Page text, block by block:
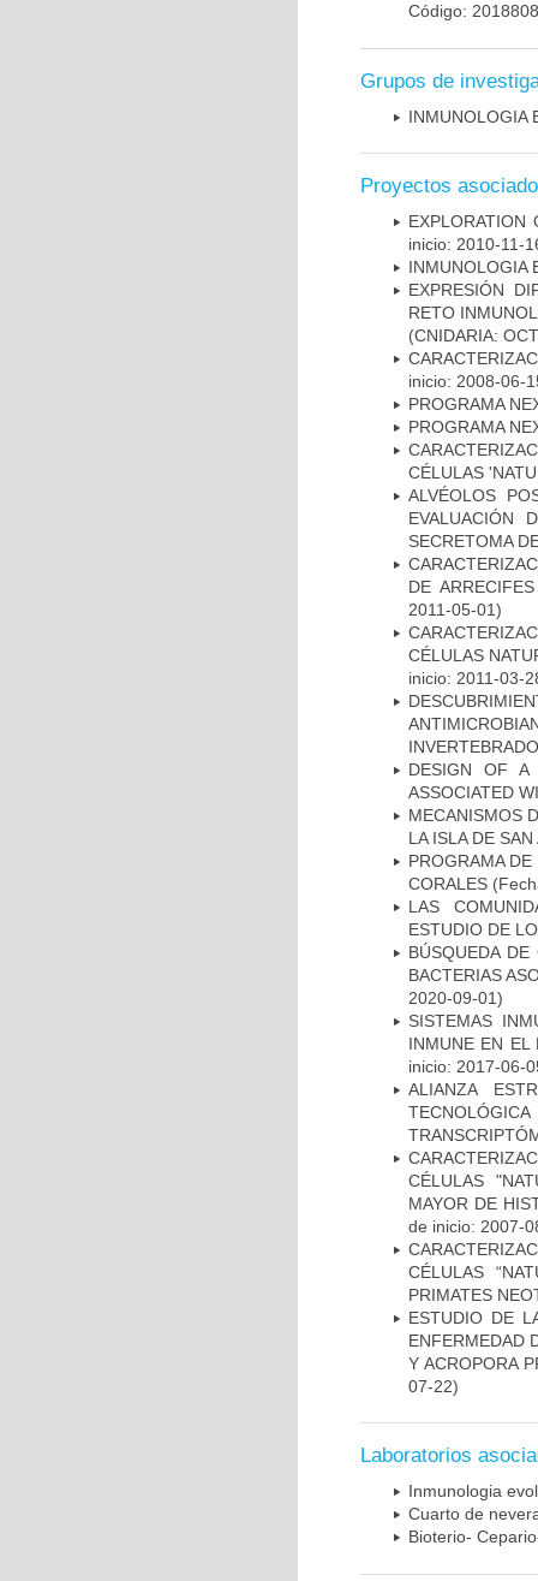
Código:
Grupos de
INMUNOLOGIA
Proyectos
inicio: 2010-11-
INMUNOLOGIA
EXPRESIÓN
RETO
(CNIDARIA:
inicio: 2008-06-
PROGRAMA
PROGRAMA
CÉLULAS
ALVÉOLOS
EVALUACIÓN
SECRETOMA
DE
2011-05-01)
CÉLULAS
inicio: 2011-03-
DESIGN OF A
ASSOCIATED
MECANISMOS
LA ISLA DE SAN
PROGRAMA
CORALES
LAS
ESTUDIO DE
BÚSQUEDA
BACTERIAS
2020-09-01)
SISTEMAS
INMUNE EN EL
inicio: 2017-06-
ALIANZA
CÉLULAS
MAYOR DE
de inicio: 2007-
CÉLULAS
PRIMATES
ESTUDIO DE
ENFERMEDAD
Y ACROPORA
07-22)
Laboratorios
Inmunologia
Cuarto de
Bioterio-